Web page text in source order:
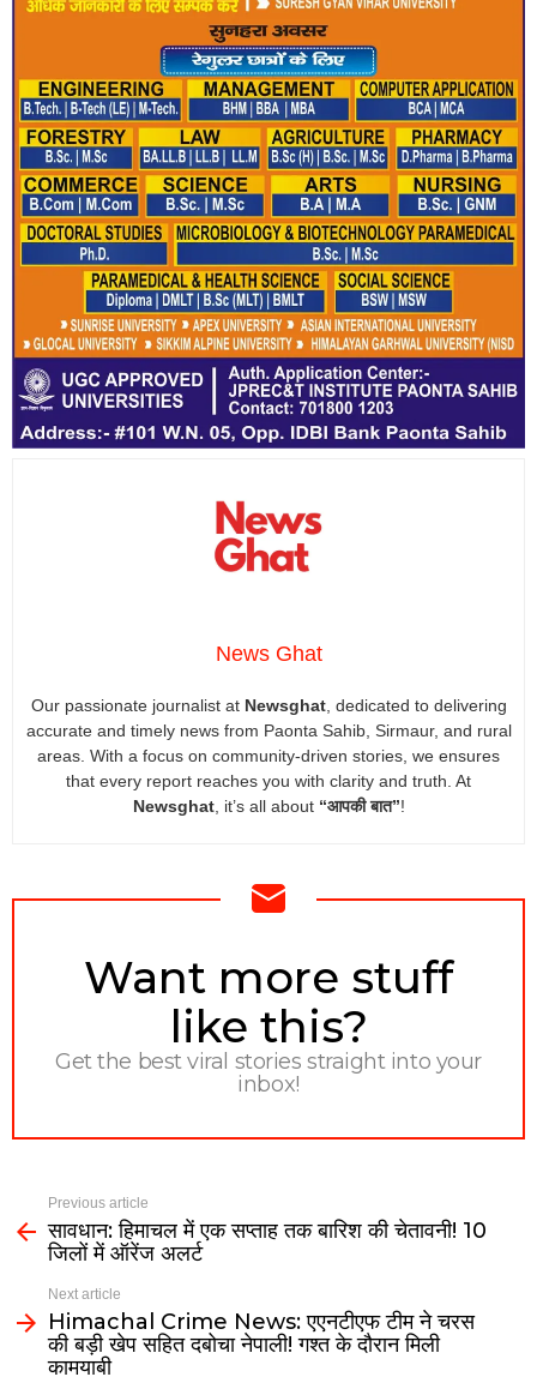
News Ghat
Our passionate journalist at Newsghat, dedicated to delivering
accurate and timely news from Paonta Sahib, Sirmaur, and rural
areas. With a focus on community-driven stories, we ensures
that every report reaches you with clarity and truth. At
Newsghat, it’s all about “आपकी बात”!
NEWSLETTER
Want more stuff
like this?
Get the best viral stories straight into your
inbox!
Previous article
सावधान: हिमाचल में एक सप्ताह तक बारिश की चेतावनी! 10
जिलों में ऑरेंज अलर्ट
Next article
Himachal Crime News: एएनटीएफ टीम ने चरस
की बड़ी खेप सहित दबोचा नेपाली! गश्त के दौरान मिली
कामयाबी